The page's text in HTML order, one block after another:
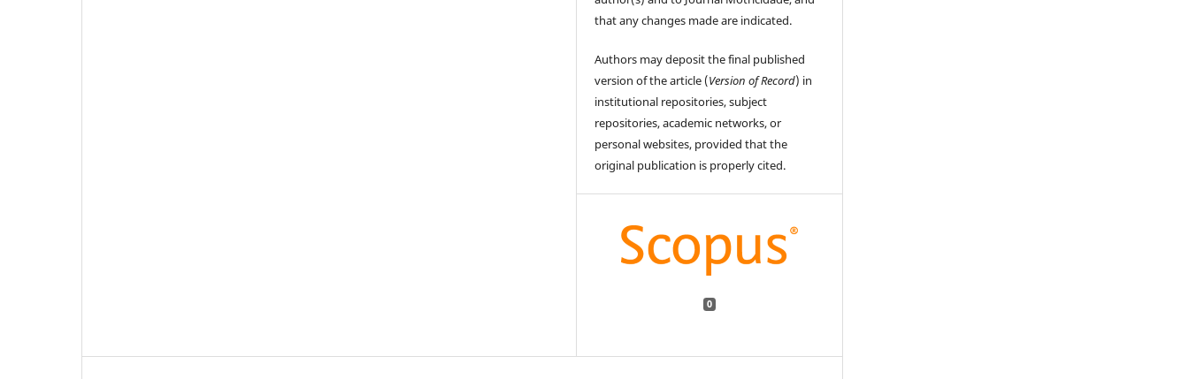
that any changes made are indicated.
Authors may deposit the final published
version of the article (Version of Record) in
institutional repositories, subject
repositories, academic networks, or
personal websites, provided that the
original publication is properly cited.
0